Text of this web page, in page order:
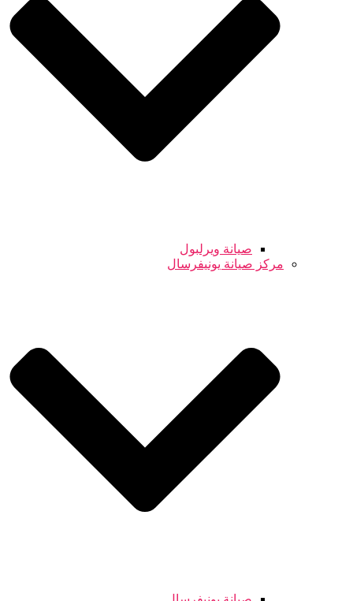
صيانة ويرلبول
مركز صيانة يونيفرسال